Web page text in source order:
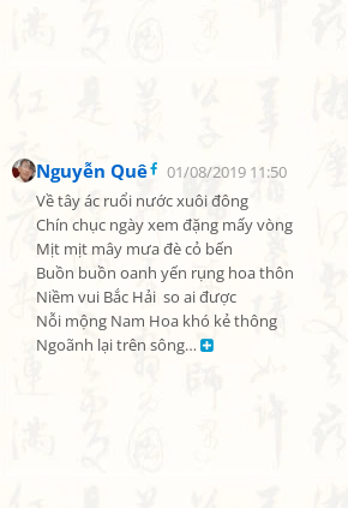
Nguyễn Quê
01/08/2019 11:50
Về tây ác ruổi nước xuôi đông
Chín chục ngày xem đặng mấy vòng
Mịt mịt mây mưa đè cỏ bến
Buồn buồn oanh yến rụng hoa thôn
Niềm vui Bắc Hải  so ai được
Nỗi mộng Nam Hoa khó kẻ thông
Ngoãnh lại trên sông…